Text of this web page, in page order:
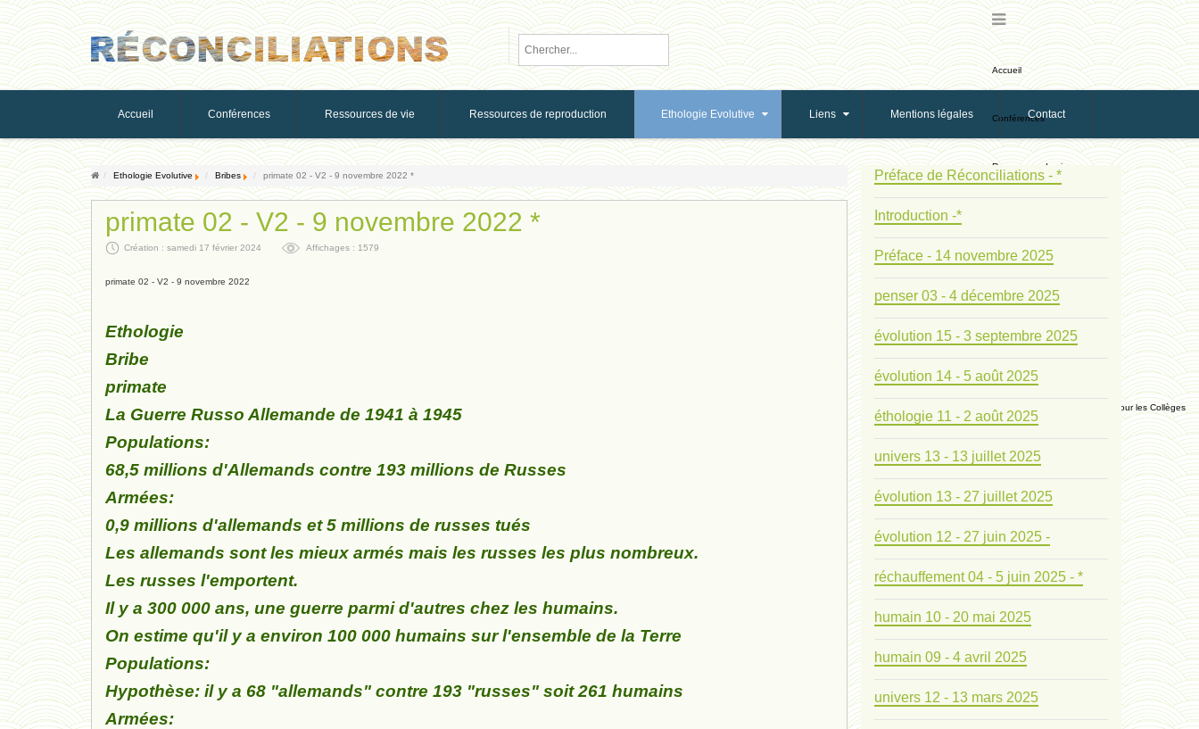
Accueil Conférences Ressources de vie Ressources de reproduction Ethologie Evolutive Liens Mentions légales Contact
Accueil
Conférences
Ressources de vie
Ethologie Evolutive
Manuel Universel d'Ethologie pour les Collèges
Journal
Liens
Mentions légales
Ethologie Evolutive Bribes primate 02 - V2 - 9 novembre 2022 *
primate 02 - V2 - 9 novembre 2022 *
Création : samedi 17 février 2024 Affichages : 1579
primate 02 - V2 - 9 novembre 2022
Ethologie
Bribe
primate
La Guerre Russo Allemande de 1941 à 1945
Populations:
68,5 millions d'Allemands contre 193 millions de Russes
Armées:
0,9 millions d'allemands et 5 millions de russes tués
Les allemands sont les mieux armés mais les russes les plus nombreux.
Les russes l'emportent.
Il y a 300 000 ans, une guerre parmi d'autres chez les humains.
On estime qu'il y a environ 100 000 humains sur l'ensemble de la Terre
Populations:
Hypothèse: il y a 68 "allemands" contre 193 "russes" soit 261 humains
Armées:
Préface de Réconciliations - *
Introduction -*
Préface - 14 novembre 2025
penser 03 - 4 décembre 2025
évolution 15 - 3 septembre 2025
évolution 14 - 5 août 2025
éthologie 11 - 2 août 2025
univers 13 - 13 juillet 2025
évolution 13 - 27 juillet 2025
évolution 12 - 27 juin 2025 -
réchauffement 04 - 5 juin 2025 - *
humain 10 - 20 mai 2025
humain 09 - 4 avril 2025
univers 12 - 13 mars 2025